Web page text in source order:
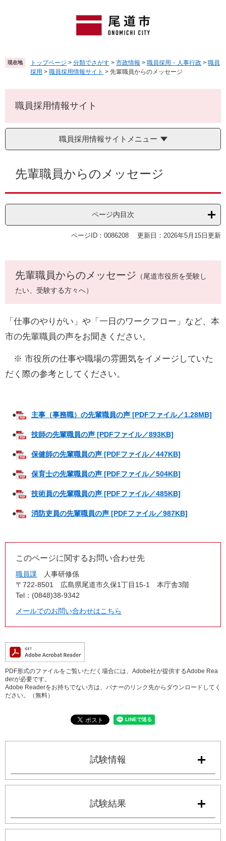
頭
で
。
飛
ば
て
へ
現在地 トップページ > 分類でさがす > 市政情報 > 職員採用・人事行政 > 職員
採用 > 職員採用情報サイト > 先輩職員からのメッセージ
職員採用情報サイト
職員採用情報サイトメニュー
先輩職員からのメッセージ
ページ内目次
ページID：0086208 更新日：2026年5月15日更新
先輩職員からのメッセージ （尾道市役所を受験し
たい、受験する方々へ）
「仕事のやりがい」や「一日のワークフロー」など、本
市の先輩職員の声をお聞きください。
※ 市役所の仕事や職場の雰囲気をイメージしていた
だく際の参考としてください。
● 主事（事務職）の先輩職員の声 [PDFファイル／1.28MB]
● 技師の先輩職員の声 [PDFファイル／893KB]
● 保健師の先輩職員の声 [PDFファイル／447KB]
● 保育士の先輩職員の声 [PDFファイル／504KB]
● 技術員の先輩職員の声 [PDFファイル／485KB]
● 消防吏員の先輩職員の声 [PDFファイル／987KB]
このページに関するお問い合わせ先
職員課
人事研修係
〒722-8501
広島県尾道市久保1丁目15-1 本庁舎3階
Tel：(0848)38-9342
メールでのお問い合わせはこちら
PDF形式のファイルをご覧いただく場合には、Adobe社が提供するAdobe Rea
derが必要です。
Adobe Readerをお持ちでない方は、バナーのリンク先からダウンロードしてく
ださい。（無料）
試験情報
試験結果